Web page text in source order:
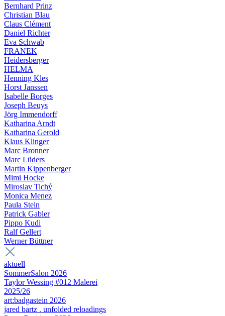
Bernhard Prinz
Christian Blau
Claus Clément
Daniel Richter
Eva Schwab
FRANEK
Heidersberger
HELMA
Henning Kles
Horst Janssen
Isabelle Borges
Joseph Beuys
Jörg Immendorff
Katharina Arndt
Katharina Gerold
Klaus Klinger
Marc Bronner
Marc Lüders
Martin Kippenberger
Mimi Hocke
Miroslav Tichý
Monica Menez
Paula Stein
Patrick Gabler
Pippo Kudi
Ralf Gellert
Werner Büttner
aktuell
SommerSalon 2026
Taylor Wessing #012 Malerei
2025/26
art:badgastein 2026
jared bartz . unfolded reloadings